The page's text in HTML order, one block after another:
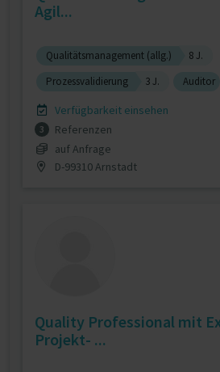
Agil...
Qualitätsmanagement (allg.)
8 J.
Prozessvalidierung
3 J. Auditor
Verfügbarkeit einsehen
3
Referenzen
auf Anfrage
D-99310 Arnstadt
Quality Professional mit
Projekt- ...